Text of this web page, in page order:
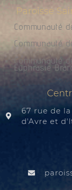
Paroisse
Communauté
Communauté
Communauté
Euphrasie
67 rue de
d'Avre et